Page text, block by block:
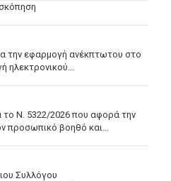
την εφαρμογή ανέκπτωτου στο
ηλεκτρονικού...
το Ν. 5322/2026 που αφορά την
προσωπικό βοηθό και...
Συλλόγου